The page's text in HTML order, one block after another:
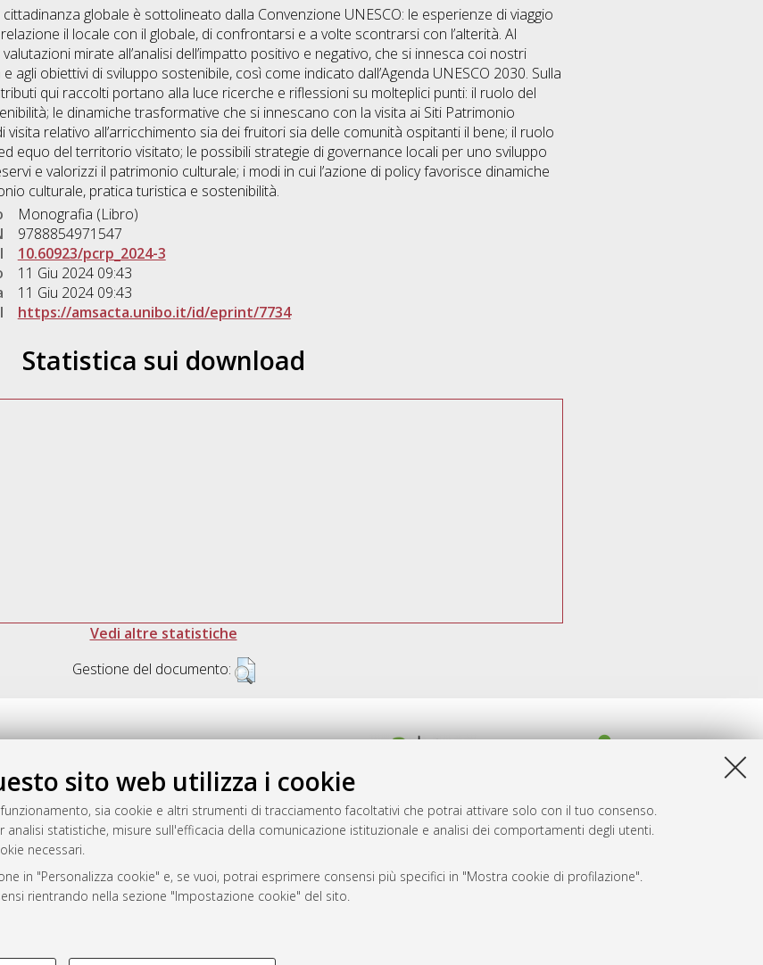
sito web utilizza i cookie
sia cookie e altri strumenti di tracciamento facoltativi che potrai attivare solo con il tuo consenso.
statistiche, misure sull'efficacia della comunicazione istituzionale e analisi dei comportamenti degli utenti.
necessari.
in "Personalizza cookie" e, se vuoi, potrai esprimere consensi più specifici in "Mostra cookie di profilazione".
rientrando nella sezione "Impostazione cookie" del sito.
globale è sottolineato dalla Convenzione UNESCO: le esperienze di viaggio
il locale con il globale, di confrontarsi e a volte scontrarsi con l’alterità. Al
mirate all’analisi dell’impatto positivo e negativo, che si innesca coi nostri
agli obiettivi di sviluppo sostenibile, così come indicato dall’Agenda UNESCO 2030. Sulla
qui raccolti portano alla luce ricerche e riflessioni su molteplici punti: il ruolo del
le dinamiche trasformative che si innescano con la visita ai Siti Patrimonio
visita relativo all’arricchimento sia dei fruitori sia delle comunità ospitanti il bene; il ruolo
equo del territorio visitato; le possibili strategie di governance locali per uno sviluppo
e valorizzi il patrimonio culturale; i modi in cui l’azione di policy favorisce dinamiche
culturale, pratica turistica e sostenibilità.
Monografia (Libro)
9788854971547
10.60923/pcrp_2024-3
11 Giu 2024 09:43
11 Giu 2024 09:43
https://amsacta.unibo.it/id/eprint/7734
Statistica sui download
Vedi altre statistiche
Gestione del documento:
AlmaDL